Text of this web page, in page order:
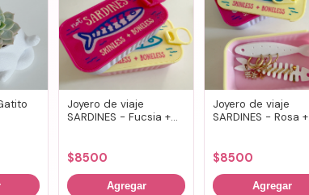
Joyero de viaje
SARDINES - Fucsia +
$8500
Agregar
Joyero de viaje
SARDINES - Rosa +
$8500
Agregar